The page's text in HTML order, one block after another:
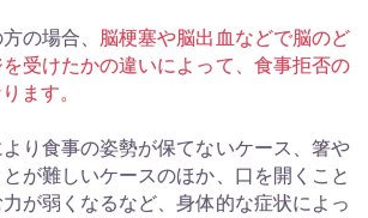
の場合、
脳梗塞や脳出血などで脳のど
受けたかの違いによって、食事拒否の
ます。
り食事の姿勢が保てないケース、箸や
が難しいケースのほか、口を開くこと
が弱くなるなど、身体的な症状によっ